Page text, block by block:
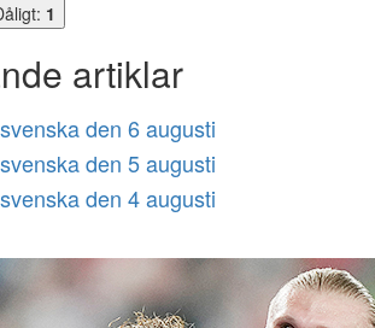
1
artiklar
den 6 augusti
den 5 augusti
den 4 augusti